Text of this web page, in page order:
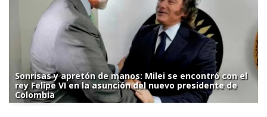
Sonrisas y apretón de manos: Milei se encontró con el
rey Felipe VI en la asunción del nuevo presidente de
Colombia